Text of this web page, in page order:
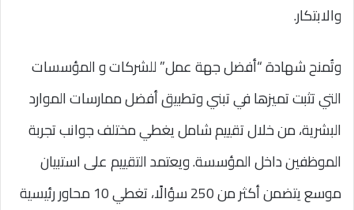
والابتكار.
وتُمنح شهادة “أفضل جهة عمل” للشركات و المؤسسات
التي تثبت تميزها في تبني وتطبيق أفضل ممارسات الموارد
البشرية، من خلال تقييم شامل يغطي مختلف جوانب تجربة
الموظفين داخل المؤسسة. ويعتمد التقييم على استبيان
موسع يتضمن أكثر من 250 سؤالًا، تغطي 10 محاور رئيسية